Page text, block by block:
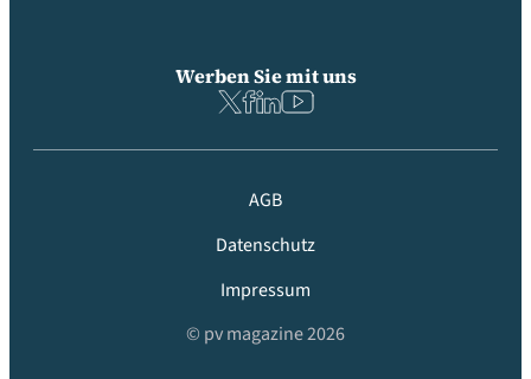
Werben Sie mit uns
AGB
Datenschutz
Impressum
© pv magazine 2026